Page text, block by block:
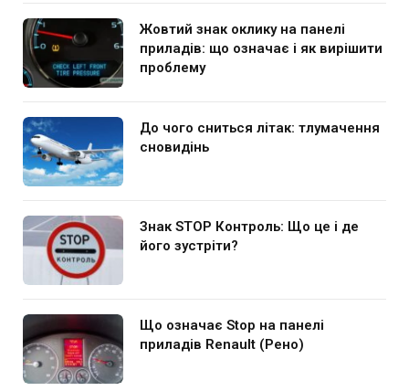
Жовтий знак оклику на панелі
приладів: що означає і як вирішити
проблему
До чого сниться літак: тлумачення
сновидінь
Знак STOP Контроль: Що це і де
його зустріти?
Що означає Stop на панелі
приладів Renault (Рено)